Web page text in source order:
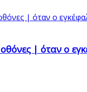
| όταν ο